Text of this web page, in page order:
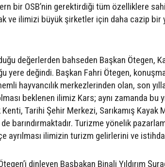
bir OSB’nin gerektirdiği tüm özelliklere
ve ilimizi büyük şirketler için daha cazip
değerlerden bahseden Başkan Ötegen,
yere değindi. Başkan Fahri Ötegen,
hayvancılık merkezlerinden olan, son
beklenen ilimiz Kars; aynı zamanda bu
Tarihi Şehir Merkezi, Sarıkamış Kayak
barındırmaktadır. Turizme yönelik
ilimizin turizm gelirlerini ve
dinleyen Başbakan Binali Yıldırım